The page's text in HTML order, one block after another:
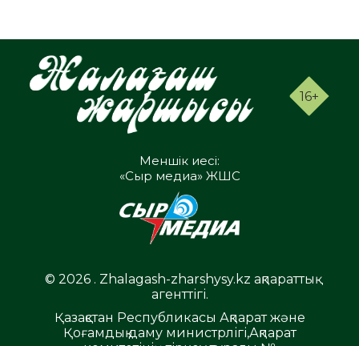
16+
Меншік иесі:
«Сыр медиа» ЖШС
© 2026 . Zhalagash-zharshysy.kz ақпараттық
агенттігі.
Қазақстан Республикасы Ақпарат және
Қоғамдық даму министрлігі,Ақпарат